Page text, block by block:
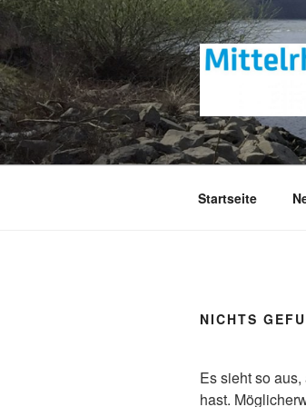
Zum
Inhalt
springen
Startseite
NICHTS
Es sieht so
hast.